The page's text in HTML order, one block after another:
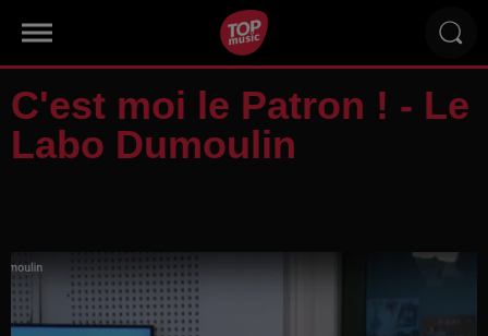
C'est moi le Patron ! - Le
Labo Dumoulin